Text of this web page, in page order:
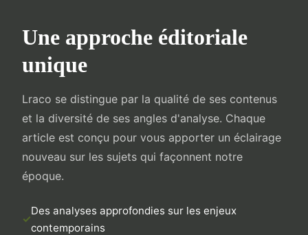
Une approche éditoriale
unique
Lraco se distingue par la qualité de ses contenus
et la diversité de ses angles d'analyse. Chaque
article est conçu pour vous apporter un éclairage
nouveau sur les sujets qui façonnent notre
époque.
Des analyses approfondies sur les enjeux
contemporains